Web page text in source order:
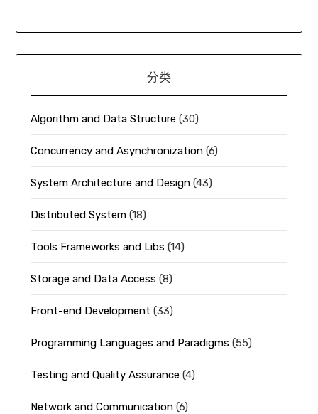
分类
Algorithm and Data Structure (30)
Concurrency and Asynchronization (6)
System Architecture and Design (43)
Distributed System (18)
Tools Frameworks and Libs (14)
Storage and Data Access (8)
Front-end Development (33)
Programming Languages and Paradigms (55)
Testing and Quality Assurance (4)
Network and Communication (6)